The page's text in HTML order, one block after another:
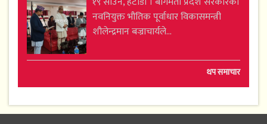
नवनियुक्त भौतिक पूर्वाधार विकासमन्त्री
शौलेन्द्रमान बज्राचार्यले...
थप समाचार